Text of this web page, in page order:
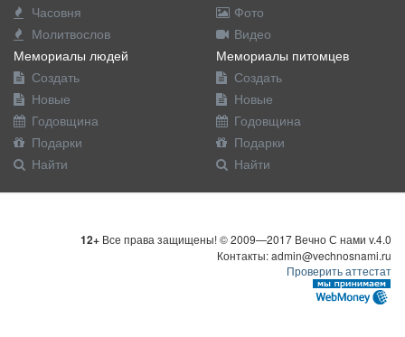
Часовня
Молитвослов
Фото
Видео
Мемориалы людей
Создать
Новые
Годовщина
Подарки
Найти
Мемориалы питомцев
Создать
Новые
Годовщина
Подарки
Найти
12+ Все права защищены! © 2009—2017 Вечно С нами v.4.0
Контакты: admin@vechnosnami.ru
Проверить аттестат